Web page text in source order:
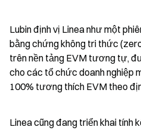
Lubin định vị Linea như một
bằng chứng không tri thức
trên nền tảng EVM tương tự,
cho các tổ chức doanh nghiệp
100% tương thích EVM theo
Linea cũng đang triển khai tính